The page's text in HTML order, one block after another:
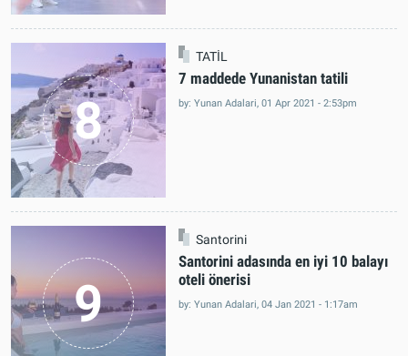
8
TATİL
7 maddede Yunanistan tatili
by: Yunan Adalari, 01 Apr 2021 - 2:53pm
9
Santorini
Santorini adasında en iyi 10 balayı
oteli önerisi
by: Yunan Adalari, 04 Jan 2021 - 1:17am